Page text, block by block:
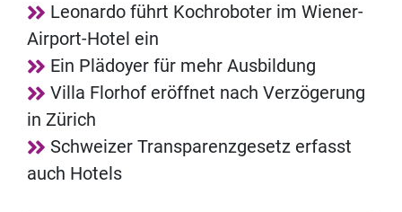
Leonardo führt Kochroboter im Wiener-
Airport-Hotel ein
Ein Plädoyer für mehr Ausbildung
Villa Florhof eröffnet nach Verzögerung
in Zürich
Schweizer Transparenzgesetz erfasst
auch Hotels